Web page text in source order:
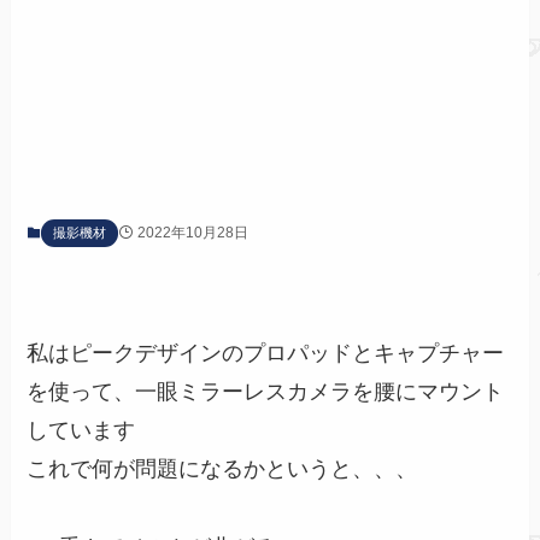
撮影機材 2022年10月28日
私はピークデザインのプロパッドとキャプチャー
を使って、一眼ミラーレスカメラを腰にマウント
しています
これで何が問題になるかというと、、、